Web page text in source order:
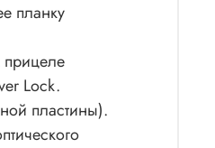
планку
прицеле
Lock.
пластины).